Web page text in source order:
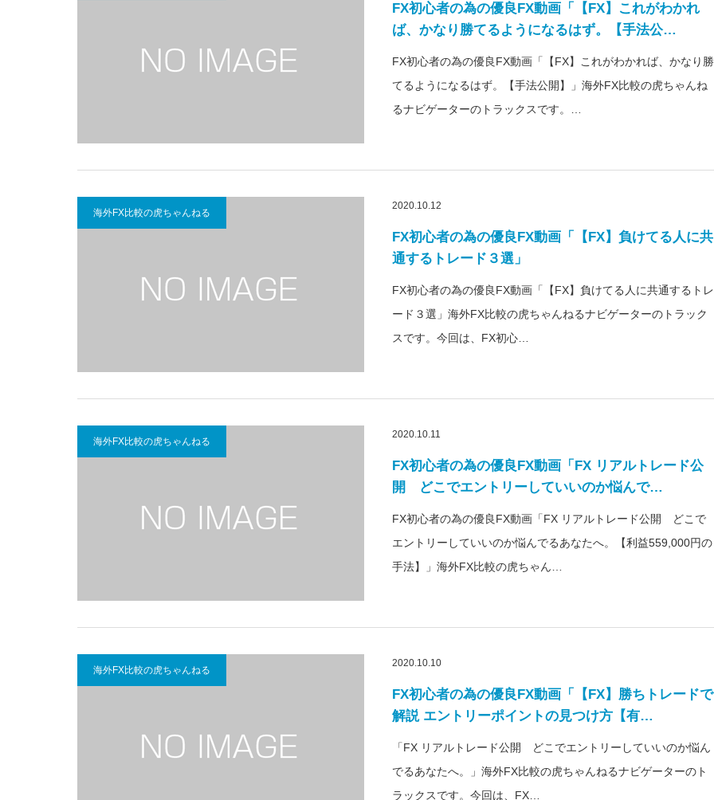
FX初心者の為の優良FX動画「【FX】これがわかれ
ば、かなり勝てるようになるはず。【手法公…
FX初心者の為の優良FX動画「【FX】これがわかれば、かなり勝
てるようになるはず。【手法公開】」海外FX比較の虎ちゃんね
るナビゲーターのトラックスです。…
海外FX比較の虎ちゃんねる
2020.10.12
FX初心者の為の優良FX動画「【FX】負けてる人に共
通するトレード３選」
FX初心者の為の優良FX動画「【FX】負けてる人に共通するトレ
ード３選」海外FX比較の虎ちゃんねるナビゲーターのトラック
スです。今回は、FX初心…
海外FX比較の虎ちゃんねる
2020.10.11
FX初心者の為の優良FX動画「FX リアルトレード公
開 どこでエントリーしていいのか悩んで…
FX初心者の為の優良FX動画「FX リアルトレード公開 どこで
エントリーしていいのか悩んでるあなたへ。【利益559,000円の
手法】」海外FX比較の虎ちゃん…
海外FX比較の虎ちゃんねる
2020.10.10
FX初心者の為の優良FX動画「【FX】勝ちトレードで
解説 エントリーポイントの見つけ方【有…
「FX リアルトレード公開 どこでエントリーしていいのか悩ん
でるあなたへ。」海外FX比較の虎ちゃんねるナビゲーターのト
ラックスです。今回は、FX…